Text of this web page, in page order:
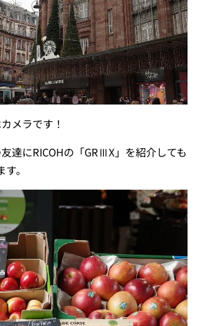
メラです！
達にRICOHの「GRⅢX」を紹介しても
。